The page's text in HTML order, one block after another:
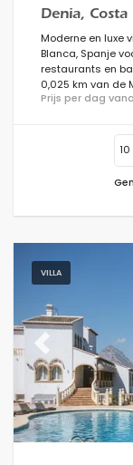
Denia, Costa
Moderne en luxe
Blanca, Spanje
restaurants en
0,025 km van de
Prijs per dag
10
VILLA
Previous